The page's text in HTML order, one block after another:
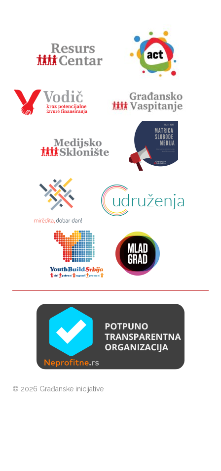
© 2026 Građanske inicijative